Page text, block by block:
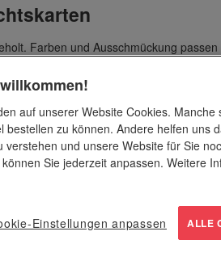
Farben und Ausschmückung
Sie waren genauso begehrt wie
und Lack sorgten für weihnachtlichen
Grün, Weiß und Rot, Verzierungen in
das dominierte, sind es im nächsten
Persönliche Botschaften werden
gleich mit. Auch das olfaktorische
auf unserer Website Cookies.
bestellen zu können. Andere helfen uns
verstehen und unsere Website für Sie
Sie jederzeit anpassen. Weitere
Einstellungen anpassen ALLE